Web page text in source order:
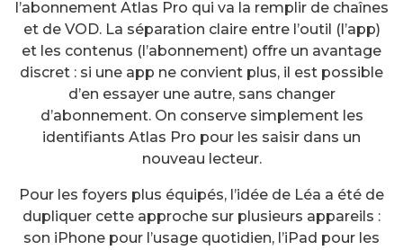
l’abonnement Atlas Pro qui va la remplir de chaînes
et de VOD. La séparation claire entre l’outil (l’app)
et les contenus (l’abonnement) offre un avantage
discret : si une app ne convient plus, il est possible
d’en essayer une autre, sans changer
d’abonnement. On conserve simplement les
identifiants Atlas Pro pour les saisir dans un
nouveau lecteur.
Pour les foyers plus équipés, l’idée de Léa a été de
dupliquer cette approche sur plusieurs appareils :
son iPhone pour l’usage quotidien, l’iPad pour les